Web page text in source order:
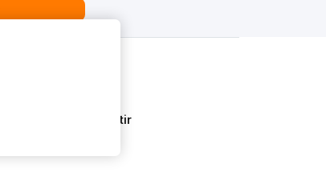
Aprenda a Investir